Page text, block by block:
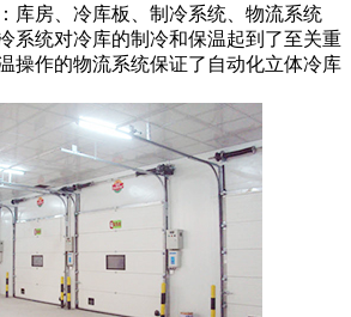
库房、冷库板、制冷系统、物流系统
系统对冷库的制冷和保温起到了至关重
操作的物流系统保证了自动化立体冷库